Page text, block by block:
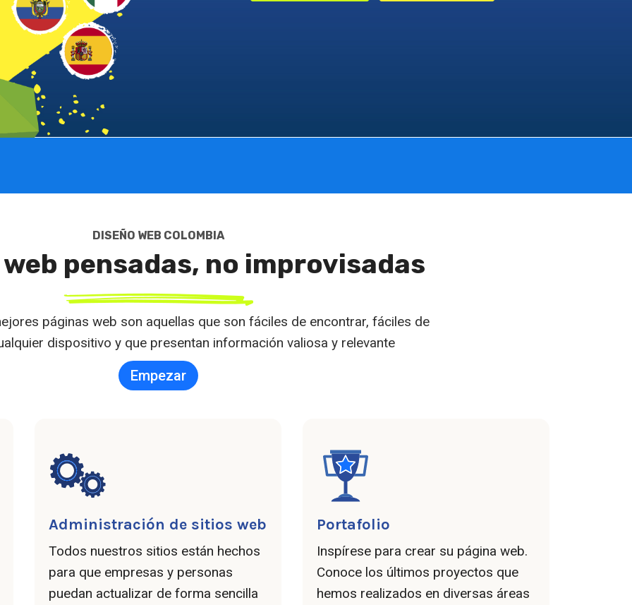
DISEÑO WEB COLOMBIA
pensadas, no improvisadas
páginas web son aquellas que son fáciles de encontrar, fáciles de
dispositivo y que presentan información valiosa y relevante
Empezar
Administración de sitios web
Todos nuestros sitios están hechos
para que empresas y personas
puedan actualizar de forma sencilla
Portafolio
Inspírese para crear su página web.
Conoce los últimos proyectos que
hemos realizados en diversas áreas